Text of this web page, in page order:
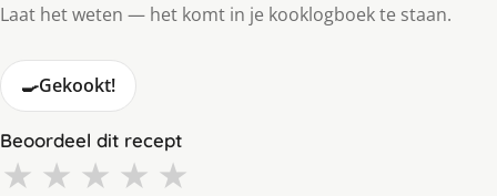
Laat het weten — het komt in je kooklogboek te staan.
🍳Gekookt!
Beoordeel dit recept
★ ★ ★ ★ ★